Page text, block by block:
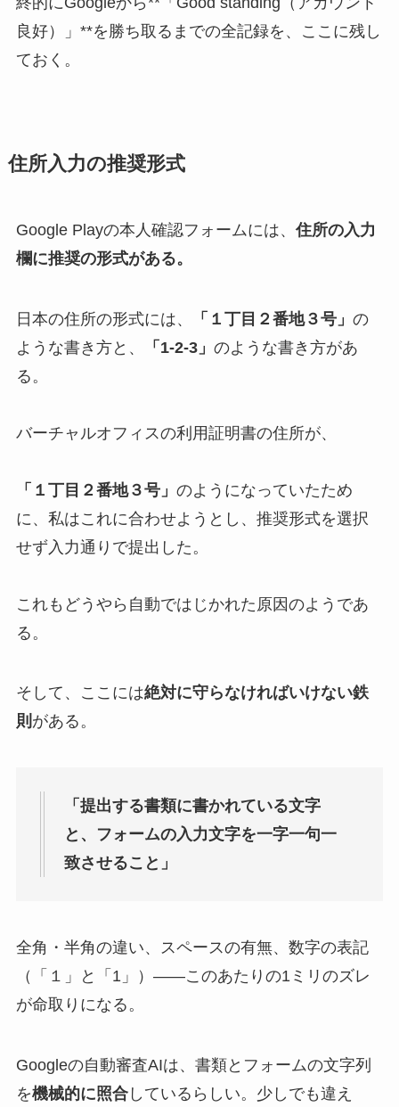
良好）」**を勝ち取るまでの全記録を、ここに残し
ておく。
住所入力の推奨形式
Google Playの本人確認フォームには、 住所の入力
欄に推奨の形式がある。
日本の住所の形式には、 「１丁目２番地３号」 の
ような書き方と、
「1-2-3」 のような書き方があ
る。
バーチャルオフィスの利用証明書の住所が、
「１丁目２番地３号」 のようになっていたため
に、私はこれに合わせようとし、推奨形式を選択
せず入力通りで提出した。
これもどうやら自動ではじかれた原因のようであ
る。
そして、ここには絶対に守らなければいけない鉄
則 がある。
「提出する書類に書かれている文字
と、フォームの入力文字を一字一句一
致させること」
全角・半角の違い、スペースの有無、数字の表記
（「１」と「1」）——このあたりの1ミリのズレ
が命取りになる。
Googleの自動審査AIは、書類とフォームの文字列
を機械的に照合しているらしい。少しでも違え